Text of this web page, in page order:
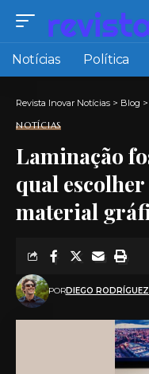
Notícias Política
Revista Inovar Notícias > Blog >
NOTÍCIAS
Laminação
qual
material
PORDIEGO